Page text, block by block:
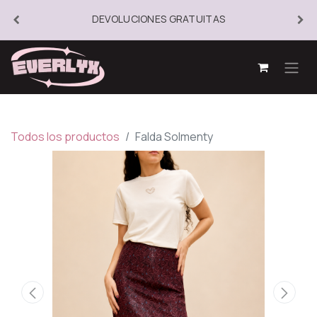
DEVOLUCIONES GRATUITAS
Todos los productos Falda Solmenty